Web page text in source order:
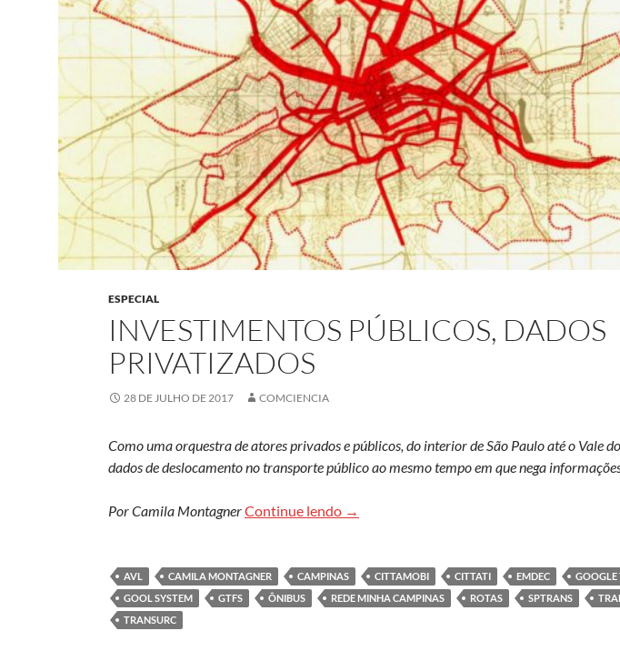
ESPECIAL
INVESTIMENTOS PÚBLICOS, DADOS
PRIVATIZADOS
28 DE JULHO DE 2017 COMCIENCIA
Como uma orquestra de atores privados e públicos, do interior de São Paulo até o Vale
dados de deslocamento no transporte público ao mesmo tempo em que nega
Por Camila MontagnerContinue lendo Investimentos públicos, dados privatizados
→
AVL CAMILA MONTAGNER CAMPINAS CITTAMOBI CITTATI EMDEC
GOOGLE
GOOL SYSTEM
GTFS ÔNIBUS REDE MINHA CAMPINAS ROTAS SPTRANS
TRANSURC